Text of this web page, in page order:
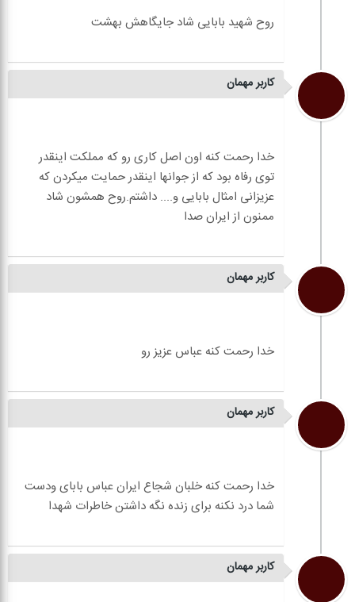
کاربر مهمان
خدا رحمت کنه اون اصل کاری رو که مملکت اینقدر
توی رفاه بود که از جوانها اینقدر حمایت میکردن که
عزیزانی امثال بابایی و.... داشتم.روح همشون شاد
کاربر مهمان
کاربر مهمان
خدا رحمت کنه خلبان شجاع ایران عباس بابای ودست
کاربر مهمان